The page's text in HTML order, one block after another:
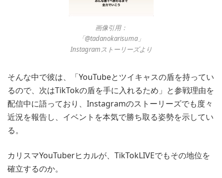
画像引用：
「@tadanokarisuma」
Instagramストーリーズより
そんな中で彼は、「YouTubeとツイキャスの盾を持ってい
るので、次はTikTokの盾を手に入れるため」と参戦理由を
配信中に語っており、Instagramのストーリーズでも度々
近況を報告し、イベントを本気で勝ち取る姿勢を示してい
る。
カリスマYouTuberヒカルが、TikTokLIVEでもその地位を
確立するのか。